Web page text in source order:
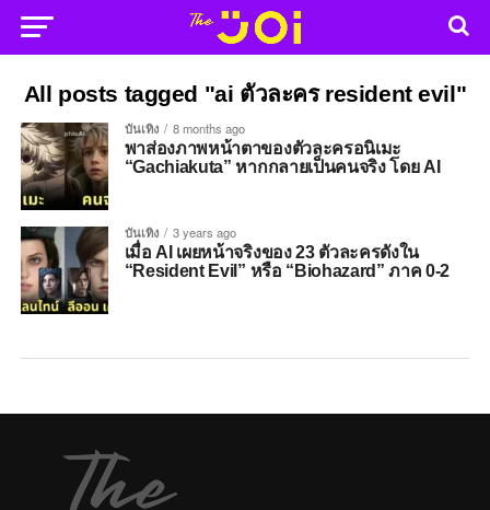
All posts tagged "ai ตัวละคร resident evil"
บันเทิง 8 months ago
พาส่องภาพหน้าตาของตัวละครอนิเมะ
“Gachiakuta” หากกลายเป็นคนจริง โดย AI
บันเทิง 3 years ago
เมื่อ AI เผยหน้าจริงของ 23 ตัวละครดังใน
“Resident Evil” หรือ “Biohazard” ภาค 0-2